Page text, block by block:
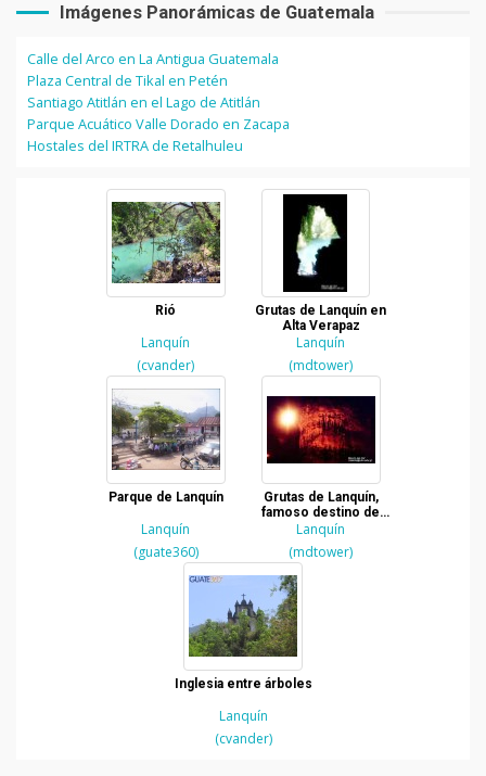
Imágenes Panorámicas de Guatemala
Calle del Arco en La Antigua Guatemala
Plaza Central de Tikal en Petén
Santiago Atitlán en el Lago de Atitlán
Parque Acuático Valle Dorado en Zacapa
Hostales del IRTRA de Retalhuleu
Rió
Lanquín
(cvander)
Grutas de Lanquín en
Alta Verapaz
Lanquín
(mdtower)
Parque de Lanquín
Lanquín
(guate360)
Grutas de Lanquín,
famoso destino de
Alta Verapaz
Lanquín
(mdtower)
Inglesia entre árboles
Lanquín
(cvander)